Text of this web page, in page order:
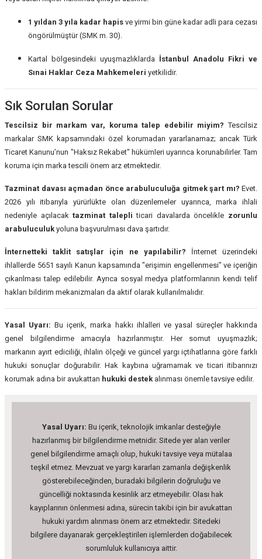
1 yıldan 3 yıla kadar hapis ve yirmi bin güne kadar adli para cezası
öngörülmüştür (SMK m. 30).
Kartal bölgesindeki uyuşmazlıklarda İstanbul Anadolu Fikri ve
Sınai Haklar Ceza Mahkemeleri yetkilidir.
Sık Sorulan Sorular
Tescilsiz bir markam var, koruma talep edebilir miyim? Tescilsiz
markalar SMK kapsamındaki özel korumadan yararlanamaz; ancak Türk
Ticaret Kanunu’nun "Haksız Rekabet" hükümleri uyarınca korunabilirler. Tam
koruma için marka tescili önem arz etmektedir.
Tazminat davası açmadan önce arabuluculuğa gitmek şart mı? Evet.
2026 yılı itibarıyla yürürlükte olan düzenlemeler uyarınca, marka ihlali
nedeniyle açılacaktazminat talepli ticari davalarda öncelikle zorunlu
arabuluculuk yoluna başvurulması dava şartıdır.
İnternetteki taklit satışlar için ne yapılabilir? İnternet üzerindeki
ihlallerde 5651 sayılı Kanun kapsamında "erişimin engellenmesi" ve içeriğin
çıkarılması talep edilebilir. Ayrıca sosyal medya platformlarının kendi telif
hakları bildirim mekanizmaları da aktif olarak kullanılmalıdır.
Yasal Uyarı: Bu içerik, marka hakkı ihlalleri ve yasal süreçler hakkında
genel bilgilendirme amacıyla hazırlanmıştır. Her somut uyuşmazlık;
markanın ayırt ediciliği, ihlalin ölçeği ve güncel yargı içtihatlarına göre farklı
hukuki sonuçlar doğurabilir. Hak kaybına uğramamak ve ticari itibarınızı
korumak adına bir avukattan hukuki destek alınması önemle tavsiye edilir.
Yasal Uyarı: Bu içerik, teknolojik imkanlar desteğiyle
hazırlanmış bir bilgilendirme metnidir. Sitede yer alan veriler
genel bilgilendirme amaçlı olup, hukuki tavsiye veya mütalaa
teşkil etmez. Mevzuat ve yargı kararları zamanla değişkenlik
gösterebileceğinden, buradaki bilgilerin doğruluğu ve
güncelliği noktasında kesinlik arz etmeyebilir. Olası hak
kayıplarının önlenmesi adına, sürecin takibi için bir avukattan
hukuki yardım alınması önem arz etmektedir. Sitedeki
bilgilere dayanarak gerçekleştirilen işlemlerden doğabilecek
sorumluluk kullanıcıya aittir.